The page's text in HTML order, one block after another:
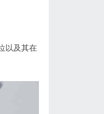
以及其在